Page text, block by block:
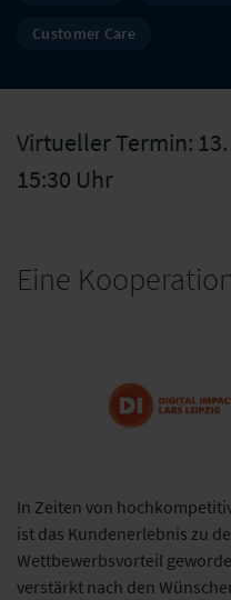
Customer Care
Virtueller Termin:
15:30 Uhr
Eine
Digital Impact
Labs Leipzig
GmbH
In Zeiten von
ist das Kundenerlebnis zu
Wettbewerbsvorteil
verstärkt nach den